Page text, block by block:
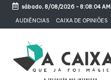
content
sábado, 8/08/2026- 8:08:04 AM
AUDIÊNCIAS CAIXA DE OPINIÕES